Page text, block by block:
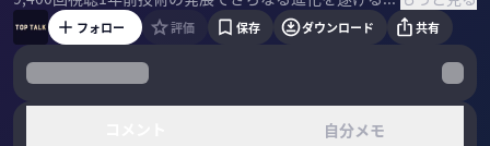
フォロー 評価 保存 ダウンロード 共有
自分メモ